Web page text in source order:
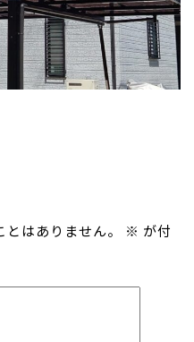
はありません。 ※ が付